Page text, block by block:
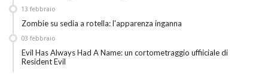
Zombie su sedia a rotella: l'apparenza inganna
13 febbraio
Evil Has Always Had A Name: un cortometraggio uffiiciale di
Resident Evil
03 febbraio